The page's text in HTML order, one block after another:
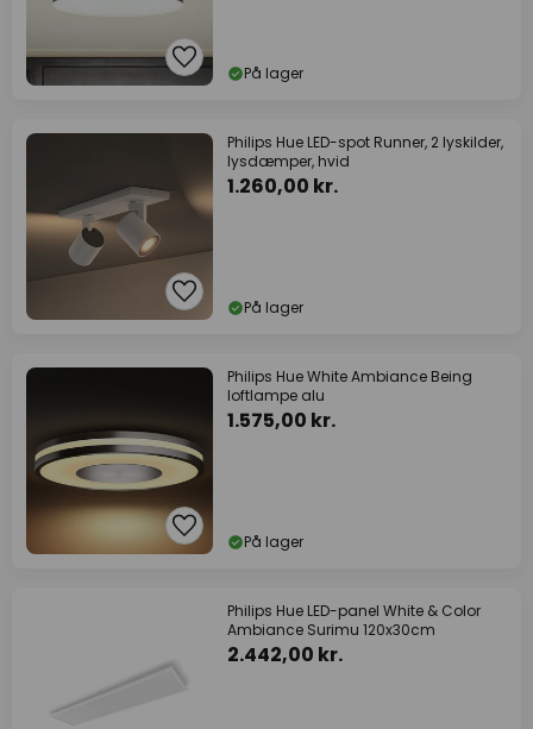
På lager
Philips Hue LED-spot Runner, 2 lyskilder,
lysdæmper, hvid
1.260,00 kr.
På lager
Philips Hue White Ambiance Being
loftlampe alu
1.575,00 kr.
På lager
Philips Hue LED-panel White & Color
Ambiance Surimu 120x30cm
2.442,00 kr.